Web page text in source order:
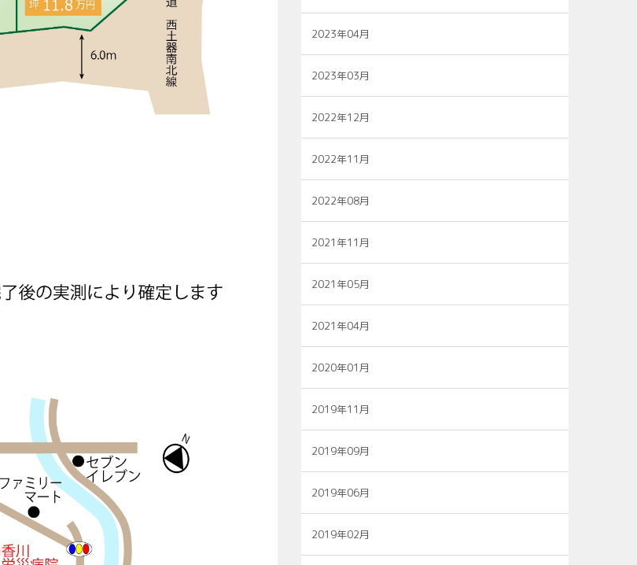
2023年04月
2023年03月
2022年12月
2022年11月
2022年08月
2021年11月
2021年05月
2021年04月
2020年01月
2019年11月
2019年09月
2019年06月
2019年02月